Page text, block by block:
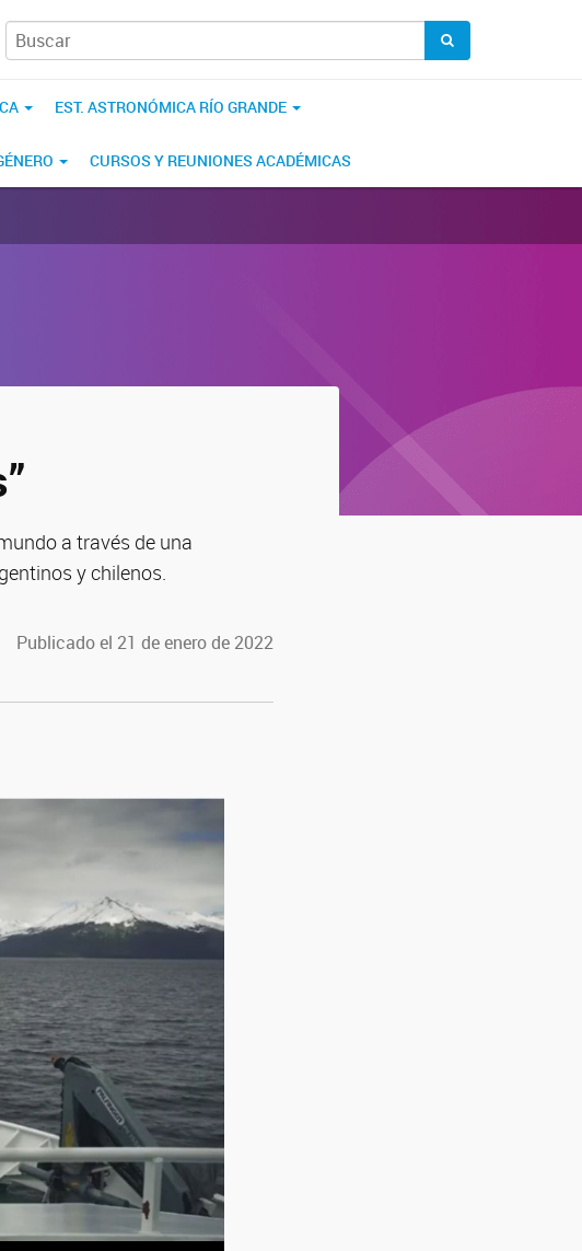
EST. ASTRONÓMICA RÍO GRANDE
CURSOS Y REUNIONES ACADÉMICAS
a través de una
y chilenos.
Publicado el 21 de enero de 2022